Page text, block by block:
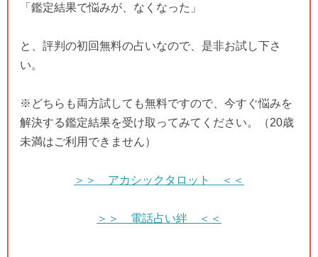
「鑑定結果で悩みが、なくなった」
と、評判の初回無料の占いなので、是非お試し下さ
い。
※どちらも両方試しても無料ですので、今すぐ悩みを
解決する鑑定結果を受け取ってみてください。（20歳
未満はご利用できません）
＞＞ アカシックタロット ＜＜
＞＞ 電話占い絆 ＜＜